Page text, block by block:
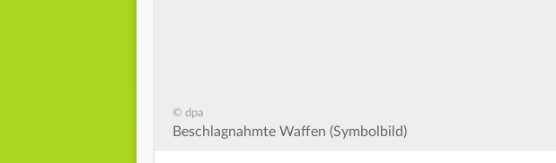
© dpa
Beschlagnahmte Waffen (Symbolbild)